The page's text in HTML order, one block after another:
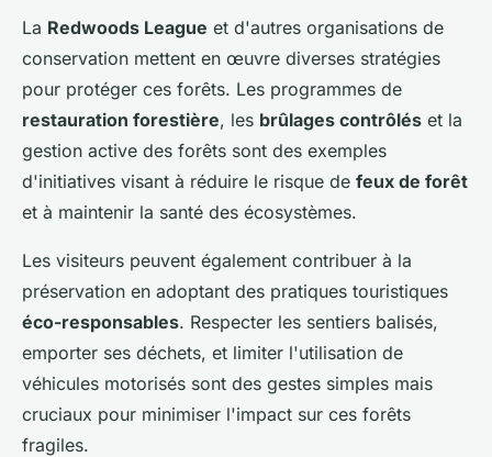
La Redwoods League et d'autres organisations de
conservation mettent en œuvre diverses stratégies
pour protéger ces forêts. Les programmes de
restauration forestière, les brûlages contrôlés et la
gestion active des forêts sont des exemples
d'initiatives visant à réduire le risque de feux de forêt
et à maintenir la santé des écosystèmes.
Les visiteurs peuvent également contribuer à la
préservation en adoptant des pratiques touristiques
éco-responsables. Respecter les sentiers balisés,
emporter ses déchets, et limiter l'utilisation de
véhicules motorisés sont des gestes simples mais
cruciaux pour minimiser l'impact sur ces forêts
fragiles.